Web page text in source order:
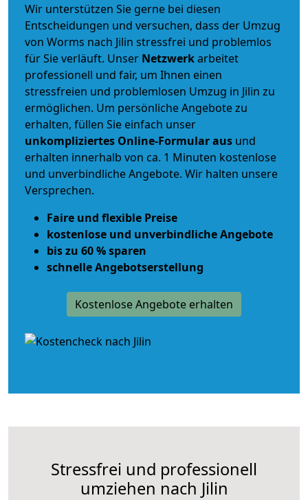
Wir unterstützen Sie gerne bei diesen
Entscheidungen und versuchen, dass der Umzug
von Worms nach Jilin stressfrei und problemlos
für Sie verläuft. Unser Netzwerkarbeitet
professionell und fair, um Ihnen einen
stressfreien und problemlosen Umzug in Jilin zu
ermöglichen. Um persönliche Angebote zu
erhalten, füllen Sie einfach unser
unkompliziertes Online-Formular aus und
erhalten innerhalb von ca. 1 Minuten kostenlose
und unverbindliche Angebote. Wir halten unsere
Versprechen.
Faire und flexible Preise
kostenlose und unverbindliche Angebote
bis zu 60 % sparen
schnelle Angebotserstellung
Kostenlose Angebote erhalten
Stressfrei und professionell
umziehen nach Jilin